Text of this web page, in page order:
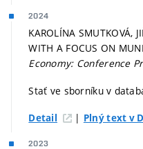
2024
KAROLÍNA SMUTKOVÁ,
WITH A FOCUS ON
Economy: Conference
Stať ve sborníku v
Detail | Plný text v
2023